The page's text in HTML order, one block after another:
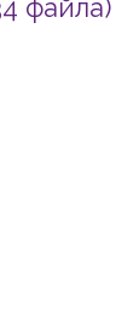
файла)